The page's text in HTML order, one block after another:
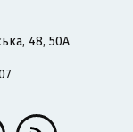
48, 50А